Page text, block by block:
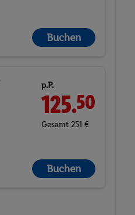
Buchen
p.P.
125.50
Gesamt 251 €
Buchen